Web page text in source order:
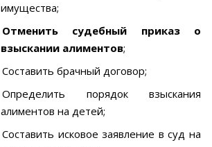
имущества;
Отменить судебный приказ о
взыскании алиментов;
Составить брачный договор;
Определить порядок взыскания
алиментов на детей;
Составить исковое заявление в суд на